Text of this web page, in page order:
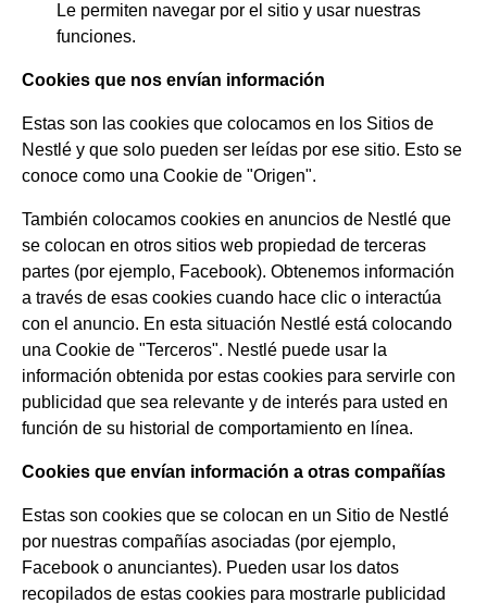
Le permiten navegar por el sitio y usar nuestras
funciones.
Cookies que nos envían información
Estas son las cookies que colocamos en los Sitios de
Nestlé y que solo pueden ser leídas por ese sitio. Esto se
conoce como una Cookie de "Origen".
También colocamos cookies en anuncios de Nestlé que
se colocan en otros sitios web propiedad de terceras
partes (por ejemplo, Facebook). Obtenemos información
a través de esas cookies cuando hace clic o interactúa
con el anuncio. En esta situación Nestlé está colocando
una Cookie de "Terceros". Nestlé puede usar la
información obtenida por estas cookies para servirle con
publicidad que sea relevante y de interés para usted en
función de su historial de comportamiento en línea.
Cookies que envían información a otras compañías
Estas son cookies que se colocan en un Sitio de Nestlé
por nuestras compañías asociadas (por ejemplo,
Facebook o anunciantes). Pueden usar los datos
recopilados de estas cookies para mostrarle publicidad